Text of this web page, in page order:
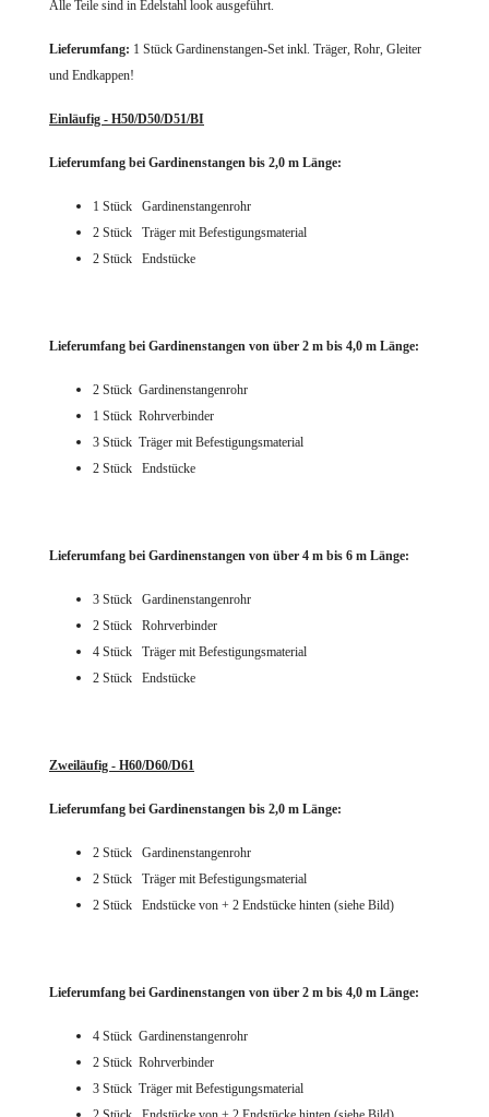
Alle Teile sind in Edelstahl look ausgeführt.
Lieferumfang: 1 Stück Gardinenstangen-Setinkl. Träger, Rohr, Gleiter
und Endkappen!
Einläufig - H50/D50/D51/BI
Lieferumfang bei Gardinenstangen bis 2,0 m Länge:
1 Stück Gardinenstangenrohr
2 Stück Träger mit Befestigungsmaterial
2 Stück Endstücke
Lieferumfang bei Gardinenstangen von über 2 m bis 4,0 m Länge:
2 Stück Gardinenstangenrohr
1 Stück Rohrverbinder
3 Stück Träger mit Befestigungsmaterial
2 Stück Endstücke
Lieferumfang bei Gardinenstangen von über 4 m bis 6 m Länge:
3 Stück Gardinenstangenrohr
2 Stück Rohrverbinder
4 Stück Träger mit Befestigungsmaterial
2 Stück Endstücke
Zweiläufig - H60/D60/D61
Lieferumfang bei Gardinenstangen bis 2,0 m Länge:
2 Stück Gardinenstangenrohr
2 Stück Träger mit Befestigungsmaterial
2 Stück Endstücke von + 2 Endstücke hinten (siehe Bild)
Lieferumfang bei Gardinenstangen von über 2 m bis 4,0 m Länge:
4 Stück Gardinenstangenrohr
2 Stück Rohrverbinder
3 Stück Träger mit Befestigungsmaterial